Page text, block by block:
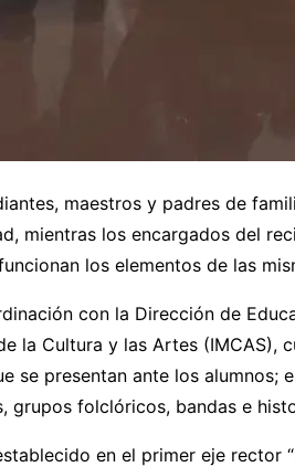
maestros y padres de
mientras los encargados del
los elementos de las
con la Dirección de
la Cultura y las Artes (IMCAS),
se presentan ante los alumnos;
grupos folclóricos, bandas e
en el primer eje rector